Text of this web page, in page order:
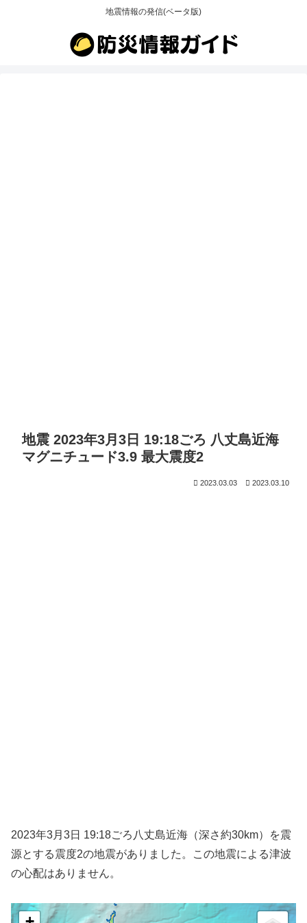
地震情報の発信(ベータ版)
地震 2023年3月3日 19:18ごろ 八丈島近海
マグニチュード3.9 最大震度2
2023.03.03 2023.03.10
2023年3月3日 19:18ごろ八丈島近海（深さ約30km）を震
源とする震度2の地震がありました。この地震による津波
の心配はありません。